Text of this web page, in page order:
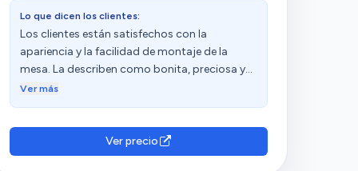
Lo que dicen los clientes:
Los clientes están satisfechos con la
apariencia y la facilidad de montaje de la
mesa. La describen como bonita, preciosa y
de calidad. Además, mencionan que las
Ver más
Ver precio